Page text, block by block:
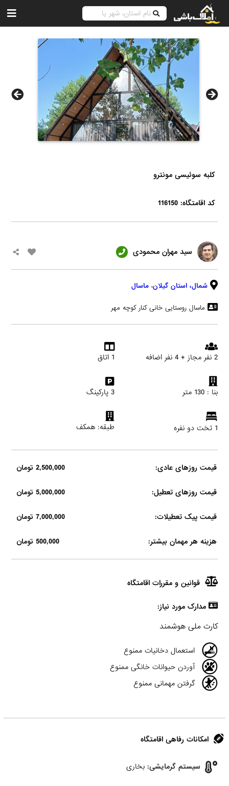
کلبه سوئیسی مونترو
کد اقامتگاه: 116150
سید مهران محمودی
شمال، استان گیلان، ماسال
ماسال روستایی خانی کنار کوچه مهر
2 نفر مجاز + 4 نفر اضافه 1 اتاق
بنا : 130 متر 3 پارکینگ
1 تخت دو نفره طبقه: همکف
قیمت روزهای عادی: 2,500,000 تومان
قیمت روزهای تعطیل: 5,000,000 تومان
قیمت پیک تعطیلات: 7,000,000 تومان
هزینه هر مهمان بیشتر: 500,000 تومان
قوانین و مقررات اقامتگاه
مدارک مورد نیاز:
کارت ملی هوشمند
استعمال دخانیات ممنوع
آوردن حیوانات خانگی ممنوع
گرفتن مهمانی ممنوع
امکانات رفاهی اقامتگاه
سیستم گرمایشی: بخاری